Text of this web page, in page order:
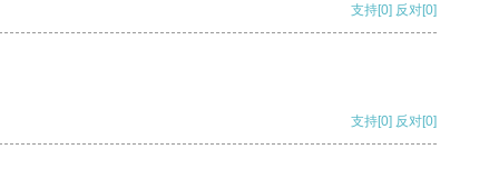
支持[0] 反对[0]
支持[0] 反对[0]